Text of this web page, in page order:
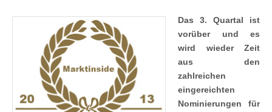
Das 3. Quartal ist
vorüber und es
wird wieder Zeit
aus den
zahlreichen
eingereichten
Nominierungen für